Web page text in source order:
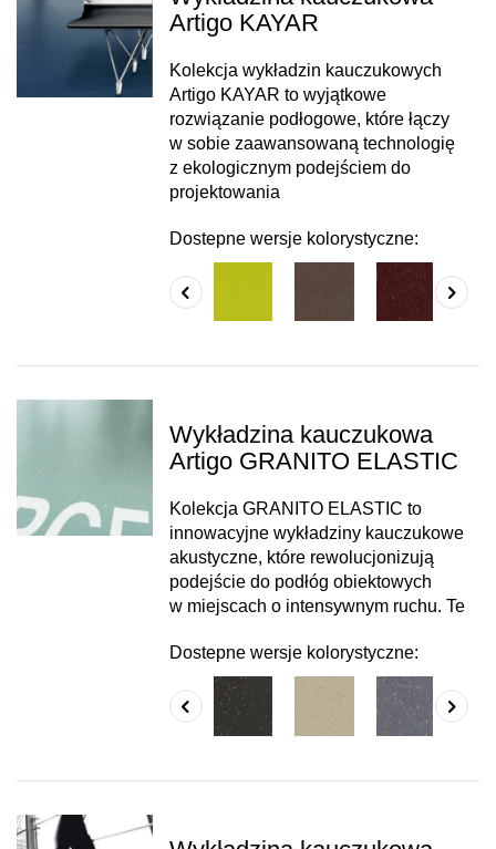
Artigo KAYAR
Kolekcja wykładzin kauczukowych
Artigo KAYAR to wyjątkowe
rozwiązanie podłogowe, które łączy
w sobie zaawansowaną technologię
z ekologicznym podejściem do
projektowania
Dostepne wersje kolorystyczne:
Wykładzina kauczukowa
Artigo GRANITO ELASTIC
Kolekcja GRANITO ELASTIC to
innowacyjne wykładziny kauczukowe
akustyczne, które rewolucjonizują
podejście do podłóg obiektowych
w miejscach o intensywnym ruchu. Te
Dostepne wersje kolorystyczne: